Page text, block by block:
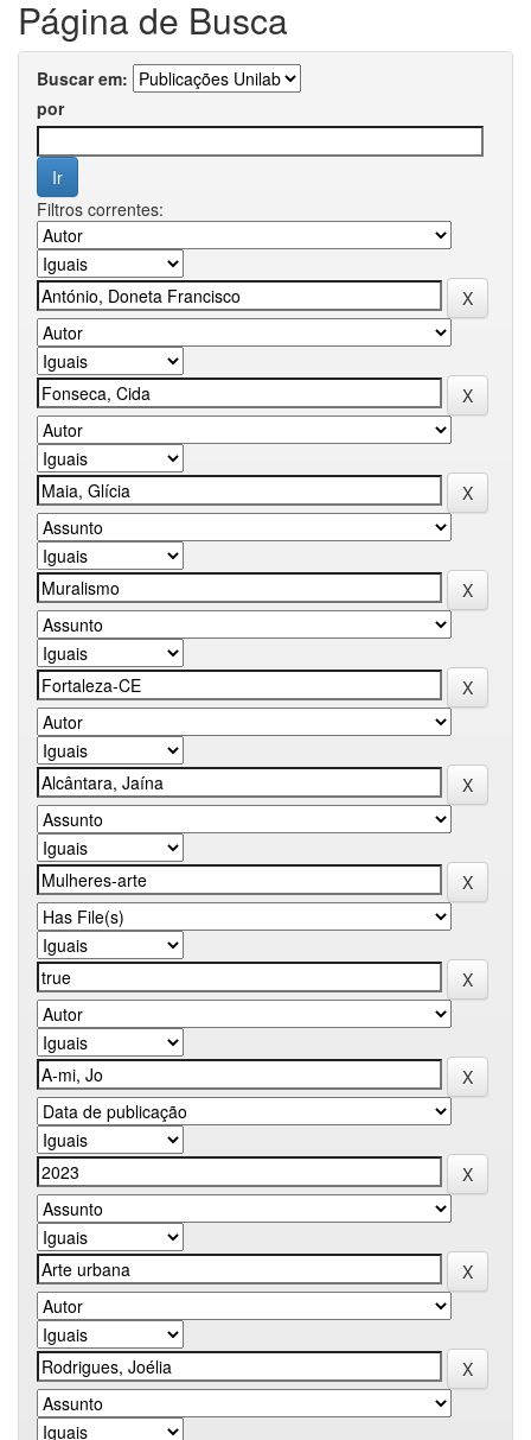
Página de Busca
Buscar em:
por
Filtros correntes: